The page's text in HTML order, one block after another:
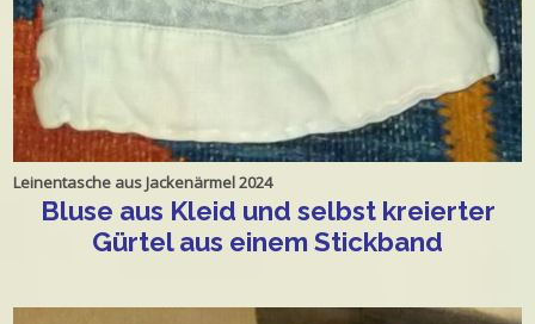
Leinentasche aus Jackenärmel 2024
Bluse aus Kleid und selbst kreierter
Gürtel aus einem Stickband